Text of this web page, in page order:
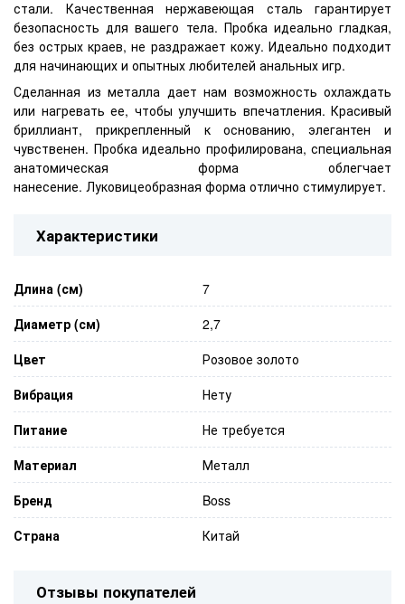
стали. Качественная нержавеющая сталь гарантирует
безопасность для вашего тела. Пробка идеально гладкая,
без острых краев, не раздражает кожу. Идеально подходит
для начинающих и опытных любителей анальных игр.
Сделанная из металла дает нам возможность охлаждать
или нагревать ее, чтобы улучшить впечатления. Красивый
бриллиант, прикрепленный к основанию, элегантен и
чувственен. Пробка идеально профилирована, специальная
анатомическая форма облегчает
нанесение. Луковицеобразная форма отлично стимулирует.
Характеристики
Длина (см)
7
Диаметр (см)
2,7
Цвет
Розовое золото
Вибрация
Нету
Питание
Не требуется
Материал
Металл
Бренд
Boss
Страна
Китай
Отзывы покупателей